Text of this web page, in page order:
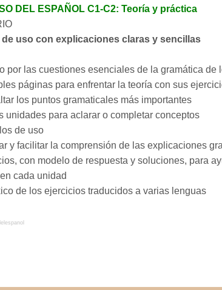
DEL ESPAÑOL C1-C2: Teoría y práctica
uso con explicaciones claras y sencillas
por las cuestiones esenciales de la gramática de
páginas para enfrentar la teoría con sus
los puntos gramaticales más importantes
unidades para aclarar o completar conceptos
de uso
y facilitar la comprensión de las explicaciones
con modelo de respuesta y soluciones, para
cada unidad
de los ejercicios traducidos a varias lenguas